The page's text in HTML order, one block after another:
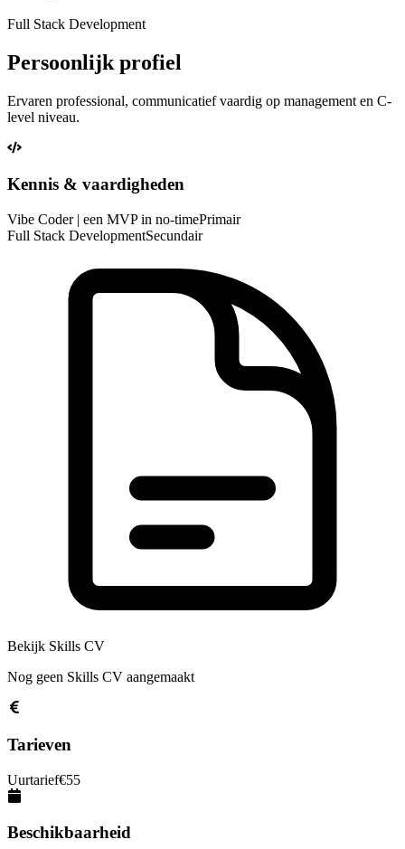
Full Stack Development
Persoonlijk profiel
Ervaren professional, communicatief vaardig op management en C-
level niveau.
Kennis & vaardigheden
Vibe Coder | een MVP in no-timePrimair
Full Stack DevelopmentSecundair
Bekijk Skills CV
Nog geen Skills CV aangemaakt
Tarieven
Uurtarief€55
Beschikbaarheid